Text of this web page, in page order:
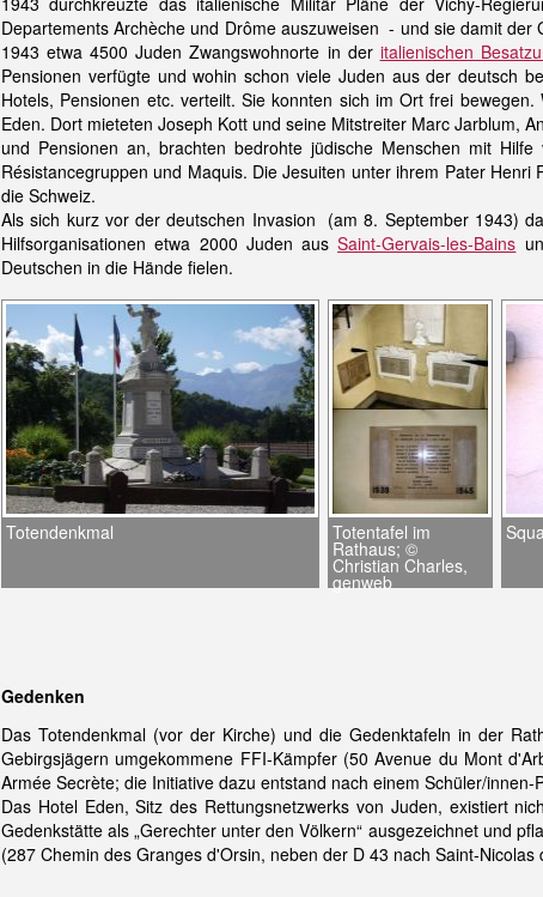
Departements Archèche und Drôme auszuweisen - und sie damit der
1943 etwa 4500 Juden Zwangswohnorte in der italienischen
Pensionen verfügte und wohin schon viele Juden aus der deutsch
Hotels, Pensionen etc. verteilt. Sie konnten sich im Ort frei
Eden. Dort mieteten Joseph Kott und seine Mitstreiter Marc Jarblum,
und Pensionen an, brachten bedrohte jüdische Menschen mit Hilfe
Résistancegruppen und Maquis. Die Jesuiten unter ihrem Pater
die Schweiz.
Als sich kurz vor der deutschen Invasion (am 8. September 1943)
Hilfsorganisationen etwa 2000 Juden ausSaint-Gervais-les-Bains
Deutschen in die Hände fielen.
Totendenkmal Totentafel im
Rathaus; ©
Christian Charles,
genweb
Gedenken
Das Totendenkmal (vor der Kirche) und die Gedenktafeln in der
Gebirgsjägern umgekommene FFI-Kämpfer (50 Avenue du Mont
Armée Secrète; die Initiative dazu entstand nach einem Schüler/innen-
Das Hotel Eden, Sitz des Rettungsnetzwerks von Juden, existiert
Gedenkstätte als „Gerechter unter den Völkern“ ausgezeichnet und
(287 Chemin des Granges d'Orsin, neben der D 43 nach Saint-Nicolas